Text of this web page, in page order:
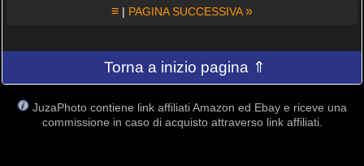
≡ | PAGINA SUCCESSIVA»
Torna a inizio pagina ⇑
JuzaPhoto contiene link affiliati Amazon ed Ebay e riceve una
commissione in caso di acquisto attraverso link affiliati.